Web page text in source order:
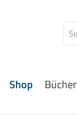
Shop Bücher